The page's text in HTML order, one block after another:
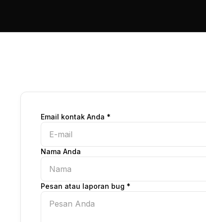
Email kontak Anda *
Nama Anda
Pesan atau laporan bug *